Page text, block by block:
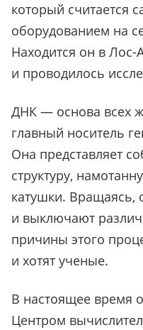
который считается
оборудованием на
Находится он в Лос-
и проводилось
ДНК — основа всех
главный носитель
Она представляет
структуру,
катушки. Вращаясь,
и выключают
причины этого
и хотят ученые.
В настоящее время
Центром